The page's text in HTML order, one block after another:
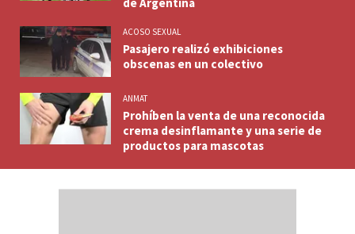
ACOSO SEXUAL
Pasajero realizó exhibiciones
obscenas en un colectivo
ANMAT
Prohíben la venta de una reconocida
crema desinflamante y una serie de
productos para mascotas